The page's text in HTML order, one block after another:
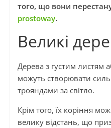
того, що вони
prostoway.
Великі
Дерева з густим листям
можуть створювати
трояндами за світло.
Крім того, їх коріння
велику відстань, що